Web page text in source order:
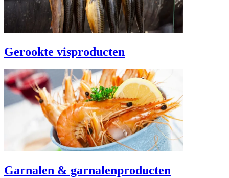
Gerookte visproducten
Garnalen & garnalenproducten